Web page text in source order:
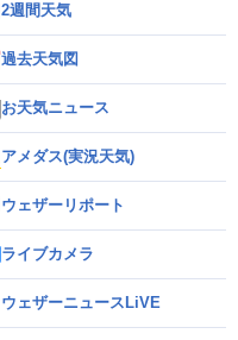
2週間天気
過去天気図
お天気ニュース
アメダス(実況天気)
ウェザーリポート
ライブカメラ
ウェザーニュースLiVE